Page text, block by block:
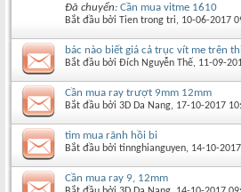
Đã chuyển: Cần mua vitme 1610
Bắt đầu bởi Tien trong tri‎, 10-06-2017
bác nào biết giá cả trục vít me trên
Bắt đầu bởi Đích Nguyễn Thế‎, 11-09-
Cần mua ray trượt 9mm 12mm
Bắt đầu bởi 3D Da Nang‎, 17-10-2017
tìm mua rãnh hồi bi
Bắt đầu bởi tinnghianguyen‎, 14-10-
Cần mua ray 9, 12mm